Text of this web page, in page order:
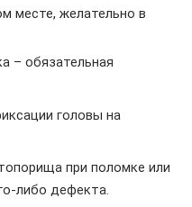
месте, желательно в
– обязательная
головы на
при поломке или
либо дефекта.